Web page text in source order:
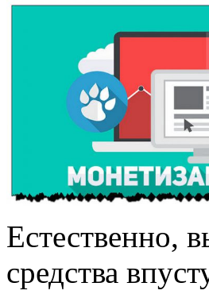
Естественно,
средства